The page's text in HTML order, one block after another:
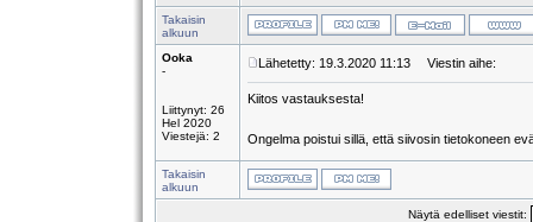
Takaisin
alkuun
Ooka
-
Liittynyt: 26
Hel 2020
Viestejä: 2
Lähetetty: 19.3.2020 11:13 Viestin aihe:
Kiitos vastauksesta!
Ongelma poistui sillä, että siivosin tietokoneen
Takaisin
alkuun
Näytä edelliset viestit: